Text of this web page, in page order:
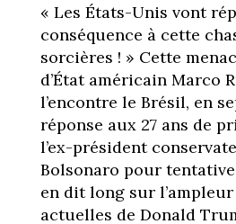
« Les États-Unis vont
conséquence à cette
sorcières ! » Cette
d’État américain Marco
l’encontre le Brésil, en
réponse aux 27 ans de
l’ex-président
Bolsonaro pour tentative
en dit long sur
actuelles de Donald